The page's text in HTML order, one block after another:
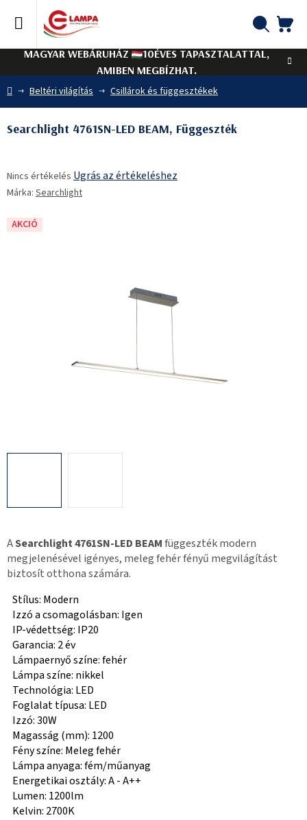
tartalomhoz
MAGYAR WEBÁRUHÁZ
10ÉVES TAPASZTALATTAL,
AMIBEN MEGBÍZHAT.
Kezdőlap
Beltéri világítás Csillárok és függesztékek
ASearchlight 4761SN-LED BEAMfüggeszték modern
megjelenésével igényes, meleg fehér fényű megvilágítást
biztosít otthona számára.
Stílus: Modern
Izzó a csomagolásban: Igen
IP-védettség: IP20
Garancia: 2 év
Lámpaernyő színe: fehér
Lámpa színe: nikkel
Technológia: LED
Foglalat típusa: LED
Izzó: 30W
Magasság (mm): 1200
Fény színe: Meleg fehér
Lámpa anyaga: fém/műanyag
Energetikai osztály: A - A++
Lumen: 1200lm
Kelvin: 2700K
Searchlight 4761SN-LED BEAM, Függeszték
termék
átlagos
5-
Nincs értékelés Ugrás az értékeléshez
Márka: Searchlight
AKCIÓ